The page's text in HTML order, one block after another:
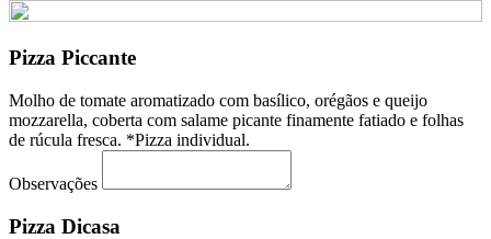
Pizza Piccante
Molho de tomate aromatizado com basílico, orégãos e queijo
mozzarella, coberta com salame picante finamente fatiado e folhas
de rúcula fresca. *Pizza individual.
Observações
Pizza Dicasa